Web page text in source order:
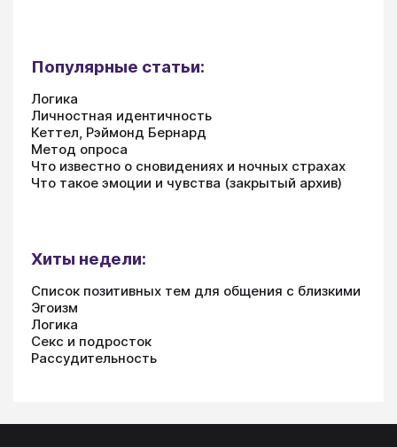
Популярные статьи:
Логика
Личностная идентичность
Кеттел, Рэймонд Бернард
Метод опроса
Что известно о сновидениях и ночных страхах
Что такое эмоции и чувства (закрытый архив)
Хиты недели:
Список позитивных тем для общения с близкими
Эгоизм
Логика
Секс и подросток
Рассудительность